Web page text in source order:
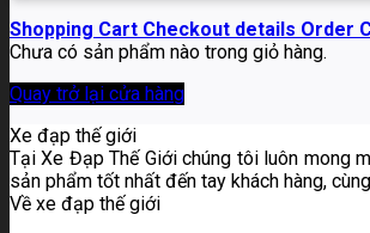
Shopping Cart Checkout details Order
Chưa có sản phẩm nào trong giỏ hàng.
Quay trở lại cửa hàng
Xe đạp thế giới
Tại Xe Đạp Thế Giới chúng tôi luôn mong
sản phẩm tốt nhất đến tay khách hàng,
Về xe đạp thế giới